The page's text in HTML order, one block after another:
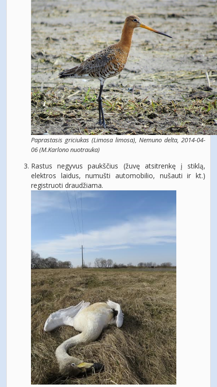
Paprastasis griciukas (Limosa limosa), Nemuno delta, 2014-04-
06 (M.Karlono nuotrauka)
Rastus negyvus paukščius (žuvę atsitrenkę į stiklą,
elektros laidus, numušti automobilio, nušauti ir kt.)
registruoti draudžiama.